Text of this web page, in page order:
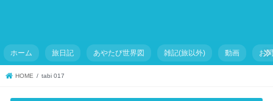
ホーム 旅日記 あやたび世界図 雑記(旅以外) 動画 お
HOME tabi 017